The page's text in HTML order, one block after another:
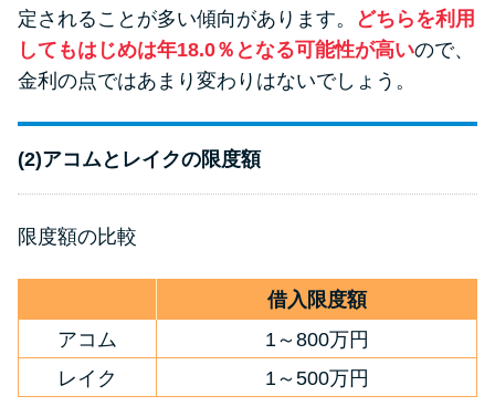
定されることが多い傾向があります。
どちらを利用
してもはじめは年18.0％となる可能性が高いので、
金利の点ではあまり変わりはないでしょう。
(2)アコムとレイクの限度額
限度額の比較
借入限度額
アコム
1～800万円
レイク
1～500万円